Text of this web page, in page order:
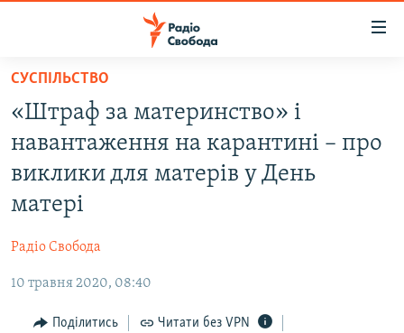
Перейти
основного
матеріалу
до
основної
Перейти
до
РАДІО СВОБОДА – 70 РОКІВ
ВСЕ ЗА ДОБУ
ПОЛІТИКА
КУЛЬТУРА
СПОРТ
ДОНБАС.РЕАЛІЇ
КРИМ.РЕАЛІЇ
ТИ ЯК?
СУСПІЛЬСТВО
«Штраф за материнство» і
навантаження на карантині – про
виклики для матерів у День
матері
Радіо Свобода
10 травня 2020, 08:40
Поділитись Читати без VPN